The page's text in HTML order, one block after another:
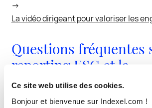
Ce site web utilise des cookies.
Bonjour et bienvenue sur Indexel.com !
→
La vidéo dirigeant pour valoriser les
Questions fréquentes
reporting ESG et la
communication pour
sociétés de gestion